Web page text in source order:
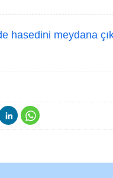
hasedini meydana